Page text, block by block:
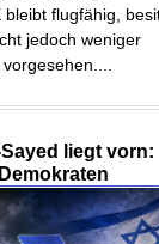
flugfähig,
jedoch weniger
liegt vorn: